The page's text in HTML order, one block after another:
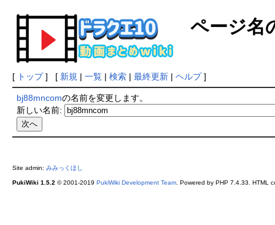
ページ名
[ トップ] [ 新規 | 一覧| 検索| 最終更新| ヘルプ]
bj88mncomの名前を変更します。
新しい名前:
Site admin: みみっくほし
PukiWiki 1.5.2 © 2001-2019 PukiWiki Development Team. Powered by PHP 7.4.33. HTML